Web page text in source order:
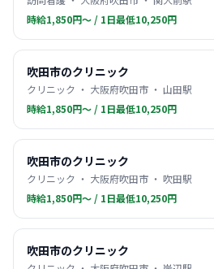
時給1,850円〜 / 1日最低10,250円
吹田市のクリニック
クリニック ・ 大阪府吹田市 ・ 山田駅
時給1,850円〜 / 1日最低10,250円
吹田市のクリニック
クリニック ・ 大阪府吹田市 ・ 吹田駅
時給1,850円〜 / 1日最低10,250円
吹田市のクリニック